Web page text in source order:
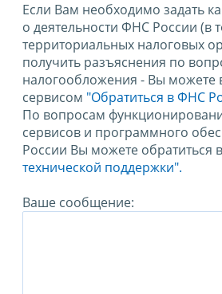
Если Вам необходимо задать
о деятельности ФНС России (в
территориальных налоговых
получить разъяснения по
налогообложения - Вы можете
сервисом "Обратиться в ФНС
По вопросам
сервисов и программного
России Вы можете обратиться в
технической поддержки".
Ваше сообщение: